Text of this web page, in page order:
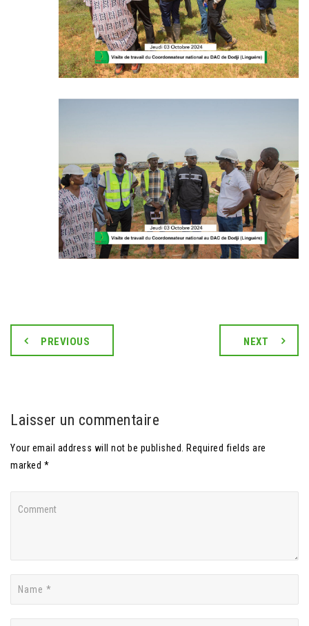
PREVIOUS NEXT
Laisser un commentaire
Your email address will not be published. Required fields are
marked *